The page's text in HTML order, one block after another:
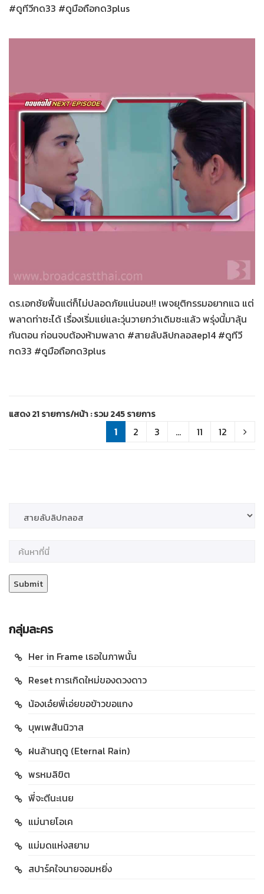
#ดูทีวีกด33 #ดูมือถือกด3plus
26-11-2565 สายลับลิปกลอส
ดร.เอกชัยฟื้นแต่ก็ไม่ปลอดภัยแน่นอน!! เพจยุติกรรมอยากแฉ แต่
พลาดท่าซะได้ เรื่องเริ่มแย่และวุ่นวายกว่าเดิมซะแล้ว พรุ่งนี้มาลุ้น
กันตอน ก่อนจบต้องห้ามพลาด #สายลับลิปกลอสep14 #ดูทีวี
กด33 #ดูมือถือกด3plus
แสดง 21 รายการ/หน้า : รวม 245 รายการ
1 2 3 ... 11 12
กลุ่มละคร
Her in Frame เธอในภาพนั้น
Reset การเกิดใหม่ของดวงดาว
น้องเอ๋ยพี่เอ่ยขอข้าวขอแกง
บุพเพสันนิวาส
ฝนล้านฤดู (Eternal Rain)
พรหมลิขิต
พี่จะตีนะเนย
แม่นายโอเค
แม่มดแห่งสยาม
สปาร์คใจนายจอมหยิ่ง